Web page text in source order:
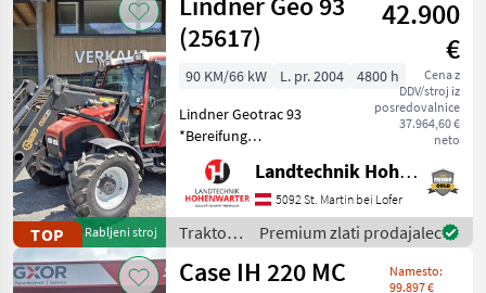
KATEGORIJO
Fendt
724
Steyr
673
New Holland
617
Claas
391
John Deere
383
Fahr
TOP Rabljeni stroj
(25617)
42.900
€
Cena z
DDV/stroj iz
posredovalnice
37.964,60 €
neto
90 KM/66 kW L. pr. 2004
4800 h
Lindner Geotrac 93
*Bereifung
540/65R30+420/65R20 *2
DWS *EHR *Klimaanlage
*Hydr.Anhängerbremse
*Rundumleuchte
*Zusatzscheinwerfer
*Einhebelsteuergerät
*Faster Multi
Landtechnik Hohenwarter GmbH
5092 St. Martin bei Lofer
Traktor /
Lindner
Premium zlati prodajalec
Case IH 220 MC
Namesto:
99.897 €